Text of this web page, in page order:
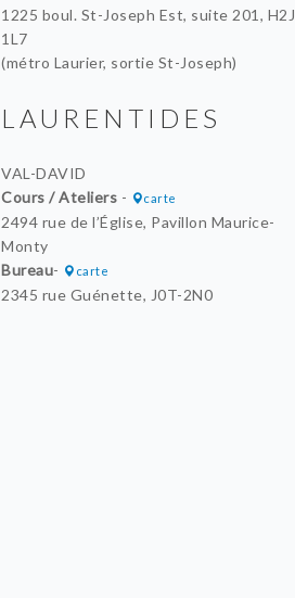
1225 boul. St-Joseph Est, suite 201, H2J
1L7
(métro Laurier, sortie St-Joseph)
LAURENTIDES
VAL-DAVID
Cours / Ateliers - carte
2494 rue de l’Église, Pavillon Maurice-
Monty
Bureau- carte
2345 rue Guénette, J0T-2N0